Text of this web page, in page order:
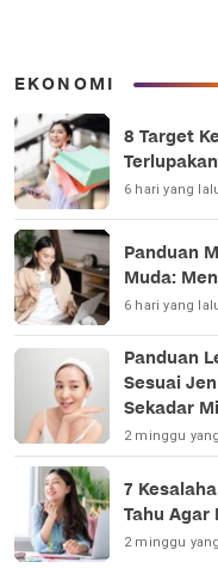
EKONOMI
8 Target
6 hari yang
Panduan
Muda:
6 hari yang
Panduan
Sesuai
Sekadar
2 minggu
7
Tahu Agar
2 minggu